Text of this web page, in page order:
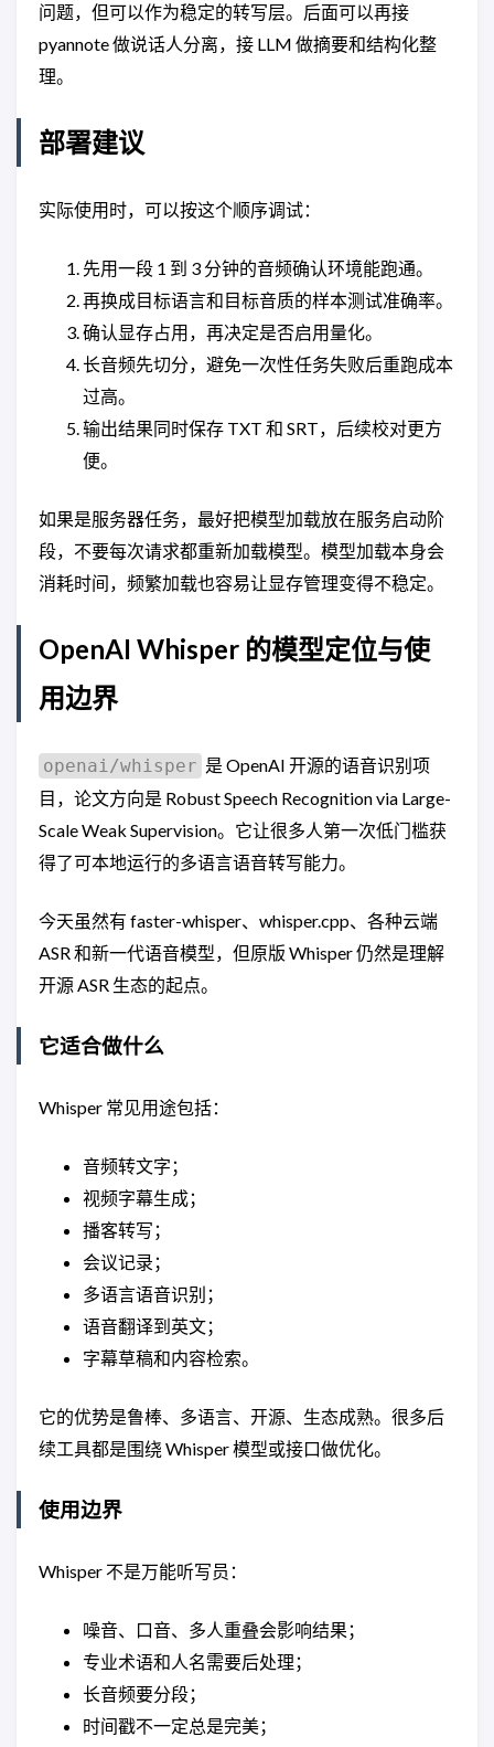
问题，但可以作为稳定的转写层。后面可以再接
pyannote 做说话人分离，接 LLM 做摘要和结构化整
理。
部署建议
实际使用时，可以按这个顺序调试：
先用一段 1 到 3 分钟的音频确认环境能跑通。
再换成目标语言和目标音质的样本测试准确率。
确认显存占用，再决定是否启用量化。
长音频先切分，避免一次性任务失败后重跑成本
过高。
输出结果同时保存 TXT 和 SRT，后续校对更方
便。
如果是服务器任务，最好把模型加载放在服务启动阶
段，不要每次请求都重新加载模型。模型加载本身会
消耗时间，频繁加载也容易让显存管理变得不稳定。
OpenAI Whisper 的模型定位与使
用边界
openai/whisper 是 OpenAI 开源的语音识别项
目，论文方向是 Robust Speech Recognition via Large-
Scale Weak Supervision。它让很多人第一次低门槛获
得了可本地运行的多语言语音转写能力。
今天虽然有 faster-whisper、whisper.cpp、各种云端
ASR 和新一代语音模型，但原版 Whisper 仍然是理解
开源 ASR 生态的起点。
它适合做什么
Whisper 常见用途包括：
音频转文字；
视频字幕生成；
播客转写；
会议记录；
多语言语音识别；
语音翻译到英文；
字幕草稿和内容检索。
它的优势是鲁棒、多语言、开源、生态成熟。很多后
续工具都是围绕 Whisper 模型或接口做优化。
使用边界
Whisper 不是万能听写员：
噪音、口音、多人重叠会影响结果；
专业术语和人名需要后处理；
长音频要分段；
时间戳不一定总是完美；